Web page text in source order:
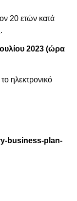
20 ετών κατά
2023 (ώρα
ηλεκτρονικό
business-plan-